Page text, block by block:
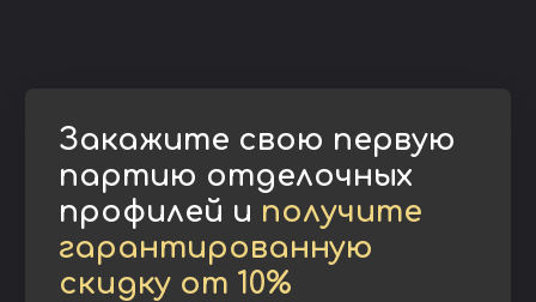
Закажите свою первую
партию отделочных
профилей и получите
гарантированную
скидку от 10%